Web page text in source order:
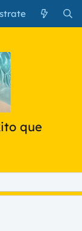
que